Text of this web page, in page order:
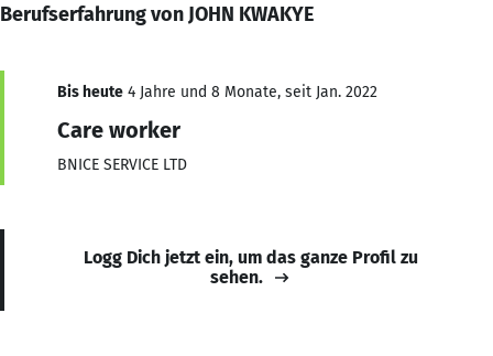
Berufserfahrung von JOHN KWAKYE
Bis heute 4 Jahre und 8 Monate, seit Jan. 2022
Care worker
BNICE SERVICE LTD
Logg Dich jetzt ein, um das ganze Profil zu
sehen.